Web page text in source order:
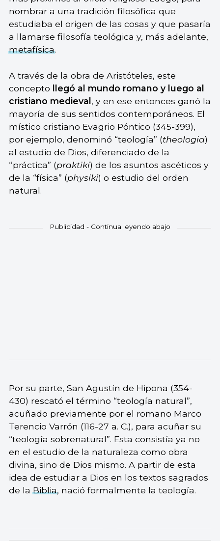
nombrar a una tradición filosófica que
estudiaba el origen de las cosas y que pasaría
a llamarse filosofía teológica y, más adelante,
metafísica.
A través de la obra de Aristóteles, este
concepto llegó al mundo romano y luego al
cristiano medieval, y en ese entonces ganó la
mayoría de sus sentidos contemporáneos. El
místico cristiano Evagrio Póntico (345-399),
por ejemplo, denominó “teología” (theologia)
al estudio de Dios, diferenciado de la
“práctica” (praktiki) de los asuntos ascéticos y
de la “física” (physiki) o estudio del orden
natural.
Por su parte, San Agustín de Hipona (354-
430) rescató el término “teología natural”,
acuñado previamente por el romano Marco
Terencio Varrón (116-27 a. C.), para acuñar su
“teología sobrenatural”. Esta consistía ya no
en el estudio de la naturaleza como obra
divina, sino de Dios mismo. A partir de esta
idea de estudiar a Dios en los textos sagrados
de laBiblia, nació formalmente la teología.